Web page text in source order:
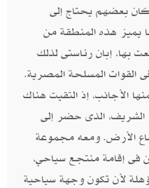
بعضهم يحتاج إلى
يميز هذه المنطقة من
بها، إبان رئاستى لذلك
القوات المسلحة المصرية.
الأجانب، إذ التقيت هناك
الشريف، الذى حضر إلى
الأرض. ومعه مجموعة
فى إقامة منتجع سياحي،
لأن تكون وجهة سياحية